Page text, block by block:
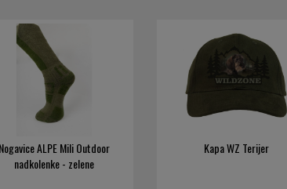
Nogavice ALPE Mili Outdoor
nadkolenke - zelene
Kapa WZ Terijer